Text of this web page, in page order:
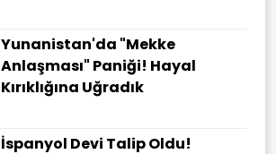
Yunanistan'da "Mekke
Anlaşması" Paniği! Hayal
Kırıklığına Uğradık
İspanyol Devi Talip Oldu!